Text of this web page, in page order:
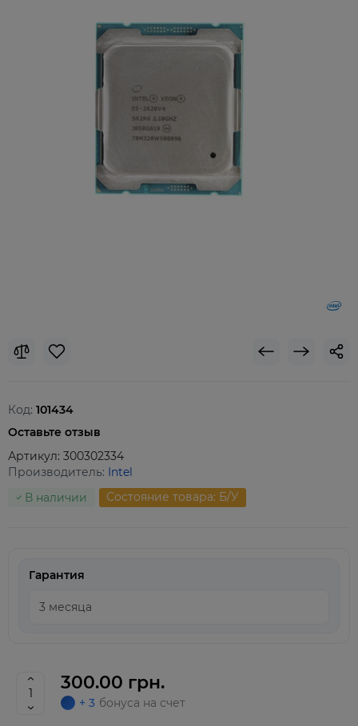
Код: 101434
Оставьте отзыв
Артикул: 300302334
Производитель: Intel
В наличии
Состояние товара: Б/У
Гарантия
300.00 грн.
+ 3 бонуса на счет